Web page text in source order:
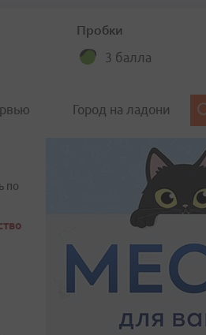
Пробки
3 балла
Город на ладони
по